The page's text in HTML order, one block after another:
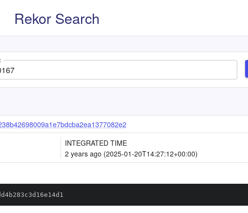
Rekor Search
INTEGRATED TIME
2 years ago (2025-01-20T14:27:12+00:00)